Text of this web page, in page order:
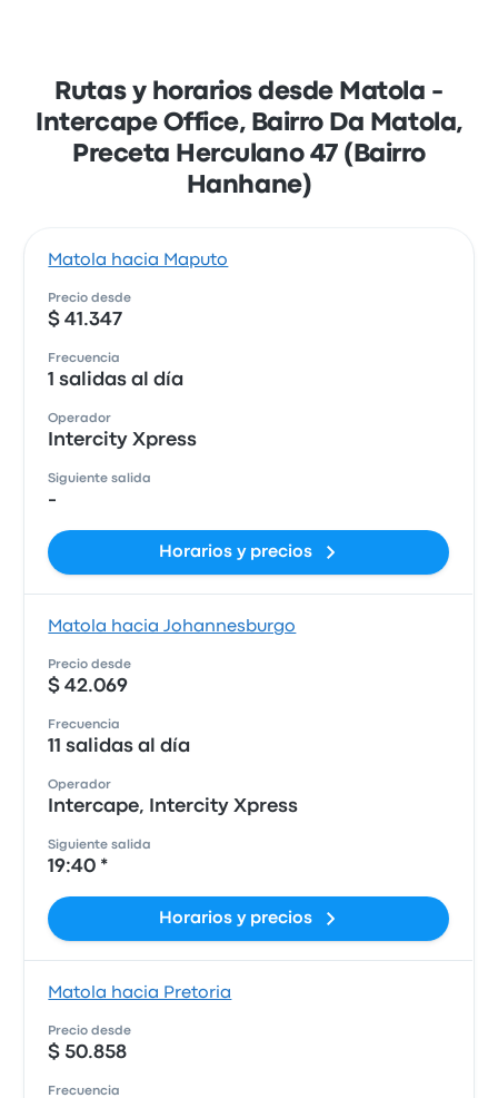
Rutas y horarios desde Matola -
Intercape Office, Bairro Da Matola,
Preceta Herculano 47 (Bairro
Hanhane)
Matola hacia Maputo
Precio desde
$ 41.347
Frecuencia
1 salidas al día
Operador
Intercity Xpress
Siguiente salida
-
Horarios y precios
Matola hacia Johannesburgo
Precio desde
$ 42.069
Frecuencia
11 salidas al día
Operador
Intercape, Intercity Xpress
Siguiente salida
19:40 *
Horarios y precios
Matola hacia Pretoria
Precio desde
$ 50.858
Frecuencia